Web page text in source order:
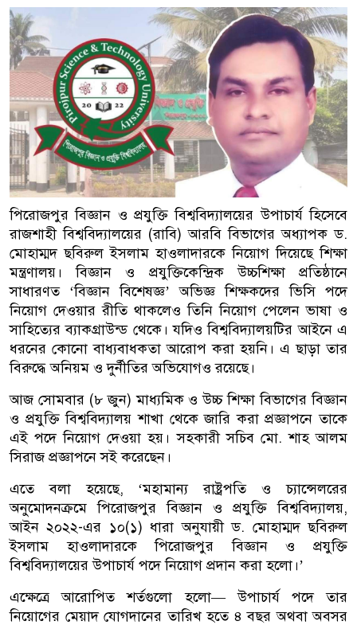
পিরোজপুর বিজ্ঞান ও প্রযুক্তি বিশ্ববিদ্যালয়ের উপাচার্য হিসেবে
রাজশাহী বিশ্ববিদ্যালয়ের (রাবি) আরবি বিভাগের অধ্যাপক ড.
মোহাম্মদ ছবিরুল ইসলাম হাওলাদারকে নিয়োগ দিয়েছে শিক্ষা
মন্ত্রণালয়। বিজ্ঞান ও প্রযুক্তিকেন্দ্রিক উচ্চশিক্ষা প্রতিষ্ঠানে
সাধারণত ‘বিজ্ঞান বিশেষজ্ঞ’ অভিজ্ঞ শিক্ষকদের ভিসি পদে
নিয়োগ দেওয়ার রীতি থাকলেও তিনি নিয়োগ পেলেন ভাষা ও
সাহিত্যের ব্যাকগ্রাউন্ড থেকে। যদিও বিশ্ববিদ্যালয়টির আইনে এ
ধরনের কোনো বাধ্যবাধকতা আরোপ করা হয়নি। এ ছাড়া তার
বিরুদ্ধে অনিয়ম ও দুর্নীতির অভিযোগও রয়েছে।
আজ সোমবার (৮ ‍জুন) মাধ্যমিক ও উচ্চ শিক্ষা বিভাগের বিজ্ঞান
ও প্রযুক্তি বিশ্ববিদ্যালয় শাখা থেকে জারি করা প্রজ্ঞাপনে তাকে
এই পদে নিয়োগ দেওয়া হয়। সহকারী সচিব মো. শাহ আলম
সিরাজ প্রজ্ঞাপনে সই করেছেন।
এতে বলা হয়েছে, ‘মহামান্য রাষ্ট্রপতি ও চ্যান্সেলরের
অনুমোদনক্রমে পিরোজপুর বিজ্ঞান ও প্রযুক্তি বিশ্ববিদ্যালয়,
আইন ২০২২-এর ১০(১) ধারা অনুযায়ী ড. মোহাম্মদ ছবিরুল
ইসলাম হাওলাদারকে পিরোজপুর বিজ্ঞান ও প্রযুক্তি
বিশ্ববিদ্যালয়ের উপাচার্য পদে নিয়োগ প্রদান করা হলো।’
এক্ষেত্রে আরোপিত শর্তগুলো হলো— উপাচার্য পদে তার
নিয়োগের মেয়াদ যোগদানের তারিখ হতে ৪ বছর অথবা অবসর